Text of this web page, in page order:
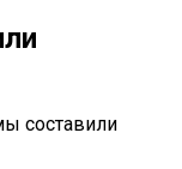
составили